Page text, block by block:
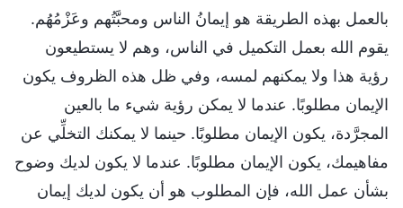
بالعمل بهذه الطريقة هو إيمانُ الناس ومحبَّتُهم وعَزْمُهُم.
يقوم الله بعمل التكميل في الناس، وهم لا يستطيعون
رؤية هذا ولا يمكنهم لمسه، وفي ظل هذه الظروف يكون
الإيمان مطلوبًا. عندما لا يمكن رؤية شيء ما بالعين
المجرَّدة، يكون الإيمان مطلوبًا. حينما لا يمكنك التخلِّي عن
مفاهيمك، يكون الإيمان مطلوبًا. عندما لا يكون لديك وضوح
بشأن عمل الله، فإن المطلوب هو أن يكون لديك إيمان